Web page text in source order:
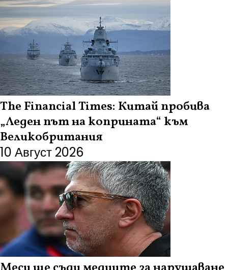
The Financial Times: Китай пробива
„Леден път на коприната“ към
Великобритания
10 Август 2026